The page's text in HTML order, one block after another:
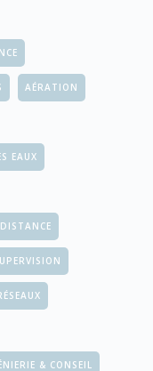
AÉRATION
EAUX
& CONSEIL